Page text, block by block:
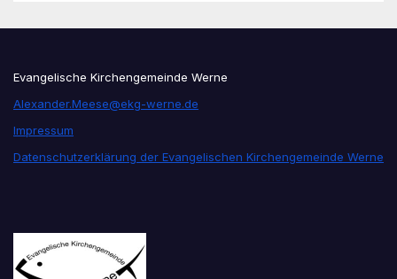
Evangelische Kirchengemeinde Werne
Alexander.Meese@ekg-werne.de
Impressum
Datenschutzerklärung der Evangelischen Kirchengemeinde Werne